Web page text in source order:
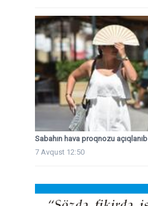
Sabahın hava proqnozu açıqlanıb
7 Avqust 12:50